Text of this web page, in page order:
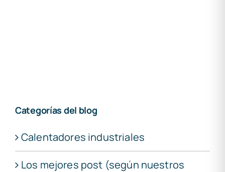
Categorías del blog
Calentadores industriales
Los mejores post (según nuestros